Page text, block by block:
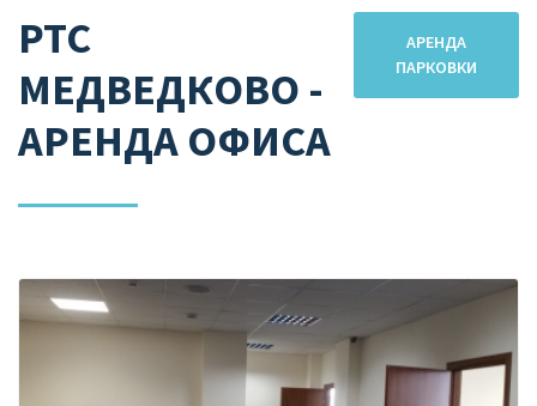
РТС
МЕДВЕДКОВО -
АРЕНДА ОФИСА
АРЕНДА
ПАРКОВКИ